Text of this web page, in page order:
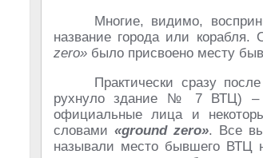
Многие, видимо,
название города или корабля.
zero» было присвоено месту
Практически сразу
рухнуло здание № 7 ВТЦ) –
официальные лица и
словами «ground zero». Все
называли место бывшего ВТЦ